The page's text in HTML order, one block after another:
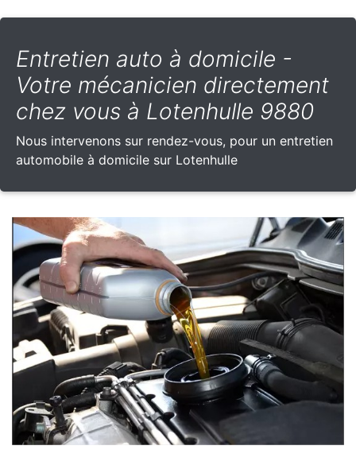
Entretien auto à domicile -
Votre mécanicien directement
chez vous à Lotenhulle 9880
Nous intervenons sur rendez-vous, pour un entretien
automobile à domicile sur Lotenhulle